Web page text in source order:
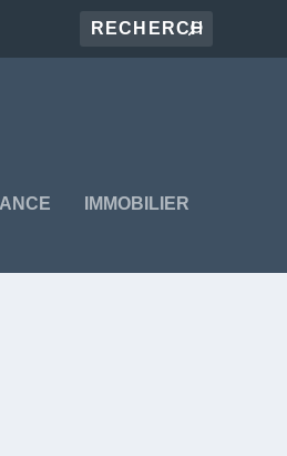
IMMOBILIER